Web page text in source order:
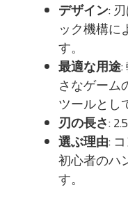
デザイン:
ック機構に
す。
最適な用途:
さなゲーム
ツールとし
刃の長さ:
選ぶ理由:
初心者のハ
す。